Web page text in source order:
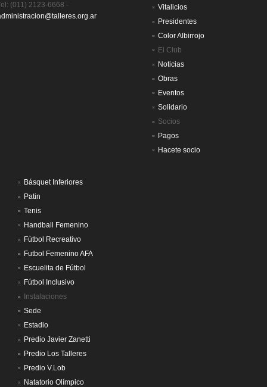
(011) 2123-6668 -
Vitalicios
Presidentes
Color Albirrojo
El Club
Noticias
Obras
Eventos
Solidario
Socios
Pagos
Hacete socio
Básquet Inferiores
Patin
Tenis
Handball Femenino
Fútbol Recreativo
Futbol Femenino AFA
Escuelita de Fútbol
Fútbol Inclusivo
Instalaciones
Sede
Estadio
Predio Javier Zanetti
Predio Los Talleres
Predio V.Lob
Natatorio Olímpico